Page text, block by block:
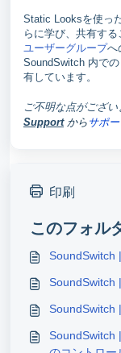
Static Looksを使っ
らに学び、共有する
ユーザーグループへ
SoundSwitch 内で
有しています。
ご不明な点がござい
Supportからサポ
印刷
このフォル
SoundSwitch
SoundSwitch
SoundSwitch
SoundSwitch